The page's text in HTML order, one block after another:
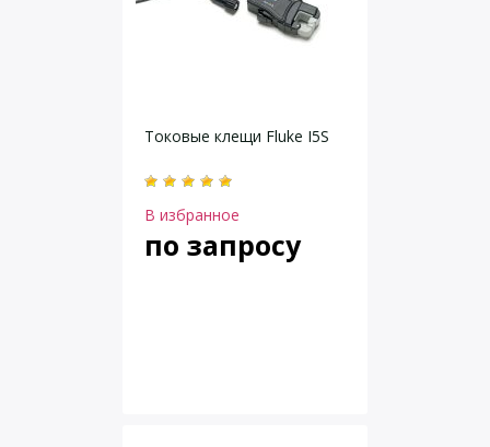
Токовые клещи Fluke I5S
В избранное
по запросу